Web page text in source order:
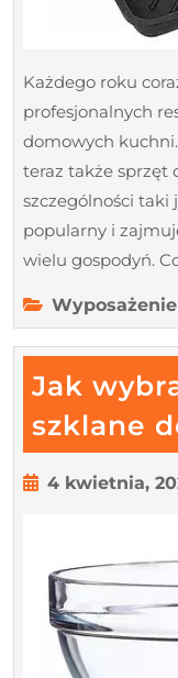
Każdego roku
profesjonalnych
domowych
teraz także sprzęt
szczególności taki
popularny i
wielu gospodyń.
Jak
szklane
4 kwietnia,